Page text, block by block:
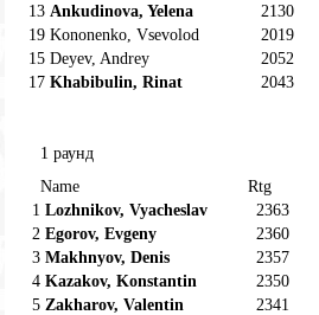
13 Ankudinova, Yelena 2130
19 Kononenko, Vsevolod 2019
15 Deyev, Andrey 2052
17 Khabibulin, Rinat 2043
1 раунд
Name
Rtg
1 Lozhnikov, Vyacheslav 2363
2 Egorov, Evgeny 2360
3 Makhnyov, Denis 2357
4 Kazakov, Konstantin 2350
5 Zakharov, Valentin 2341